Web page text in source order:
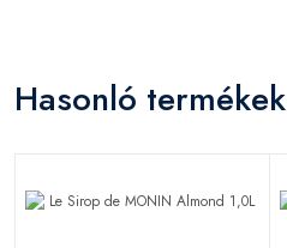
Hasonló termékek